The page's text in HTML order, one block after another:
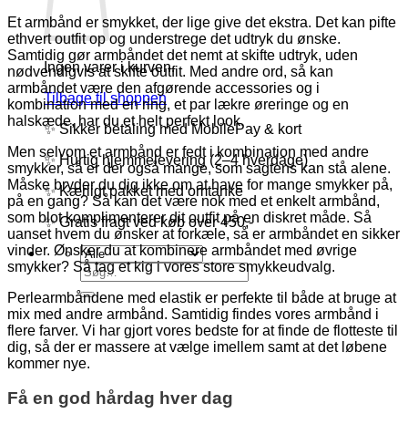
Ingen varer i kurven.
Tilbage til shoppen
✨ Sikker betaling med MobilePay & kort
✨ Hurtig hjemmelevering (2–4 hverdage)
✨ Kærligt pakket med omtanke
✨ Gratis fragt ved køb over 450,-
Søg
efter:
Et armbånd er smykket, der lige give det ekstra. Det kan pifte
ethvert outfit op og understrege det udtryk du ønske.
Samtidig gør armbåndet det nemt at skifte udtryk, uden
nødvendigvis at skifte outfit. Med andre ord, så kan
armbåndet være den afgørende accessories og i
kombination med en ring, et par lækre øreringe og en
halskæde, har du et helt perfekt look.
Men selvom et armbånd er fedt i kombination med andre
smykker, så er der også mange, som sagtens kan stå alene.
Måske bryder du dig ikke om at have for mange smykker på,
på en gang? Så kan det være nok med et enkelt armbånd,
som blot komplimenterer dit outfit på en diskret måde. Så
uanset hvem du ønsker at forkæle, så er armbåndet en sikker
vinder. Ønsker du at kombinere armbåndet med øvrige
smykker? Så tag et kig i vores store smykkeudvalg.
Perlearmbåndene med elastik er perfekte til både at bruge at
mix med andre armbånd. Samtidig findes vores armbånd i
flere farver. Vi har gjort vores bedste for at finde de flotteste til
dig, så der er massere at vælge imellem samt at det løbene
kommer nye.
Få en god hårdag hver dag